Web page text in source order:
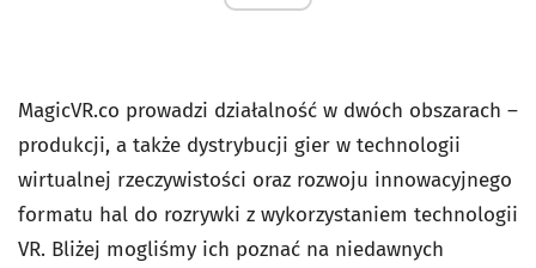
MagicVR.co prowadzi działalność w dwóch obszarach –
produkcji, a także dystrybucji gier w technologii
wirtualnej rzeczywistości oraz rozwoju innowacyjnego
formatu hal do rozrywki z wykorzystaniem technologii
VR. Bliżej mogliśmy ich poznać na niedawnych